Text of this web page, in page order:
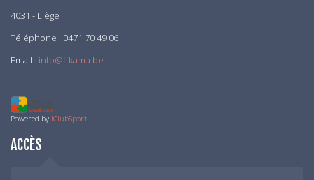
4031 - Liège
Téléphone : 0471 70 49 06
Email : info@ffkama.be
Powered by iClubSport
ACCÈS